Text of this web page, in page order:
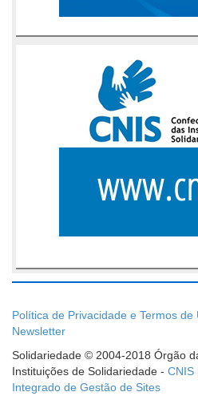
Política de Privacidade e Termos de
Newsletter
Solidariedade © 2004-2018 Órgão
Instituições de Solidariedade - CNIS
Integrado de Gestão de Sites